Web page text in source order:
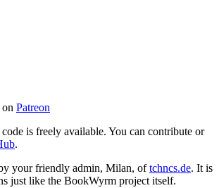
Patreon
is freely available. You can contribute or
.
your friendly admin, Milan, oftchncs.de. It is
just like the BookWyrm project itself.